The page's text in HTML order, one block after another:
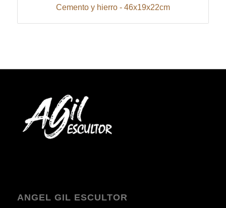
Cemento y hierro - 46x19x22cm
ANGEL GIL ESCULTOR